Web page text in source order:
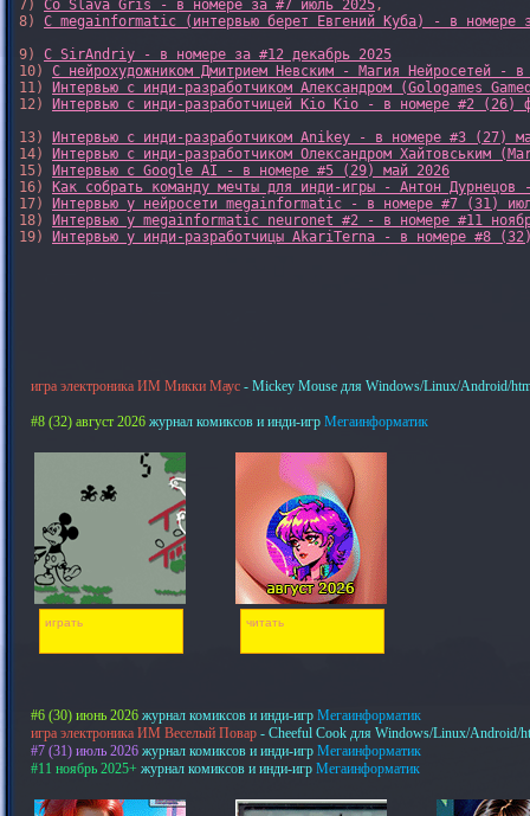
7) Со Slava Gris - в номере за #7 июль 2025,
8) С megainformatic (интервью берет Евгений Куба) - в номере
9) С SirAndriy - в номере за #12 декабрь 2025
10) С нейрохудожником Дмитрием Невским - Магия Нейросетей -
11)
Интервью с инди-разработчиком Александром (Gologames
12)
Интервью с инди-разработчицей Kio Kio - в номере #2 (26)
13)
Интервью с инди-разработчиком Anikey - в номере #3 (27)
14)
Интервью с инди-разработчиком Олександром Хайтовським
15)
Интервью с Google AI - в номере #5 (29) май 2026
16)
Как собрать команду мечты для инди-игры - Антон
17)
Интервью у нейросети megainformatic - в номере #7 (31)
18)
Интервью у megainformatic neuronet #2 - в номере #11
19)
Интервью у инди-разработчицы AkariTerna - в номере #8
игра электроника ИМ Микки Маус - Mickey Mouse для Windows/Linux/Android/
#8 (32) август 2026 журнал комиксов и инди-игр Мегаинформатик
играть читать
#6 (30) июнь 2026 журнал комиксов и инди-игр Мегаинформатик
игра электроника ИМ Веселый Повар - Cheeful Cook для Windows/Linux/Android/
#7 (31) июль 2026 журнал комиксов и инди-игр Мегаинформатик
#11 ноябрь 2025+ журнал комиксов и инди-игр Мегаинформатик